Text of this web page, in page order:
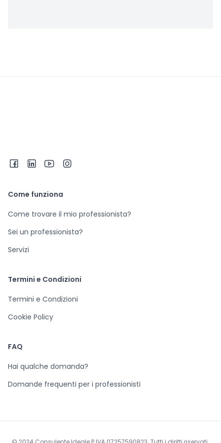
Come funziona
Come trovare il mio professionista?
Sei un professionista?
Servizi
Termini e Condizioni
Termini e Condizioni
Cookie Policy
FAQ
Hai qualche domanda?
Domande frequenti per i professionisti